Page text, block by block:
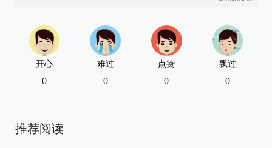
开心
0
难过
0
点赞
0
飘过
0
推荐阅读